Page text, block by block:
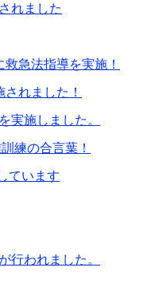
れました
急法指導を実施！
れました！
実施しました。
練の合言葉！
ています
行われました。